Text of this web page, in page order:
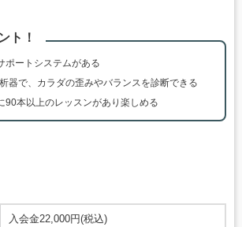
ト！
ポートシステムがある
器で、カラダの歪みやバランスを診断できる
90本以上のレッスンがあり楽しめる
入会金22,000円(税込)